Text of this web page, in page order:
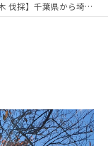
伐採】千葉県から埼玉県